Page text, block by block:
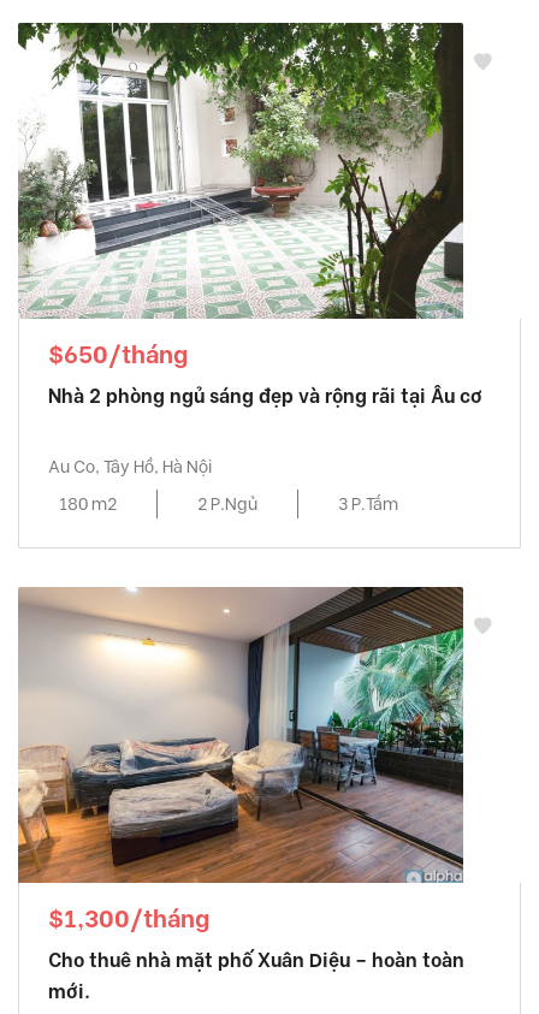
$650/tháng
Nhà 2 phòng ngủ sáng đẹp và rộng rãi tại Âu cơ
Au Co, Tây Hồ, Hà Nội
180 m2
2 P.Ngủ 3 P.Tắm
$1,300/tháng
Cho thuê nhà mặt phố Xuân Diệu – hoàn toàn
mới.